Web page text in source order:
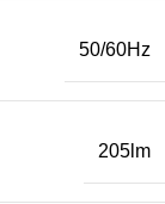
50/60Hz
205lm